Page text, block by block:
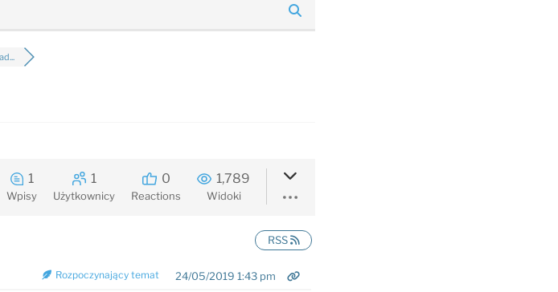
1
Wpisy
1
Użytkownicy
0
Reactions
1,789
Widoki
RSS
24/05/2019 1:43 pm
Rozpoczynający temat